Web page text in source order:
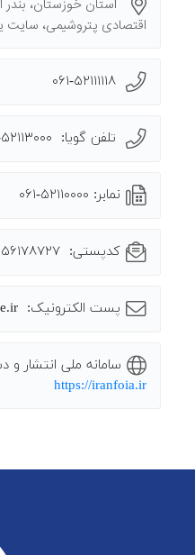
استان خوزستان، بندر
اقتصادی پتروشیمی،
۰۶۱-۵۲۱۱۱۱۱۸
تلفن گویا: ۵۲۱۱۳۰۰۰-۰۶۱
نمابر: ۵۲۱۱۰۰۰۰-۰۶۱
کدپستی: ۶۳۵۶۱۷۸۷۲۷
پست الکترونیک: info@petzone.ir
سامانه ملی انتشار و
https://iranfoia.ir